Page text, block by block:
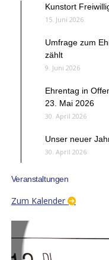
Kunstort
15. Juni 2026
Umfrage zum
zählt
9. Juni 2026
Ehrentag in
23. Mai 2026
30. April 2026
Unser neuer
30. April 2026
Veranstaltungen
Zum Kalender